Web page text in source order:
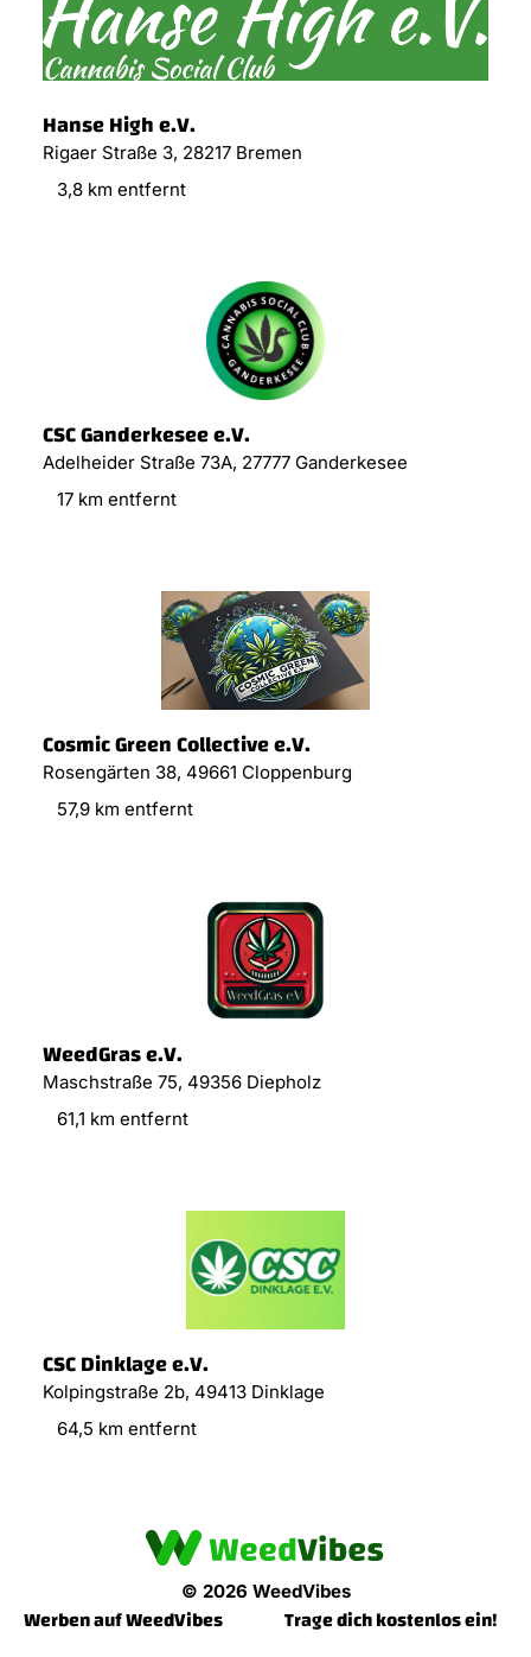
Hanse High e.V.
Rigaer Straße 3, 28217 Bremen
3,8 km entfernt
CSC Ganderkesee e.V.
Adelheider Straße 73A, 27777 Ganderkesee
17 km entfernt
Cosmic Green Collective e.V.
Rosengärten 38, 49661 Cloppenburg
57,9 km entfernt
WeedGras e.V.
Maschstraße 75, 49356 Diepholz
61,1 km entfernt
CSC Dinklage e.V.
Kolpingstraße 2b, 49413 Dinklage
64,5 km entfernt
© 2026 WeedVibes
Werben auf WeedVibes Trage dich kostenlos ein!